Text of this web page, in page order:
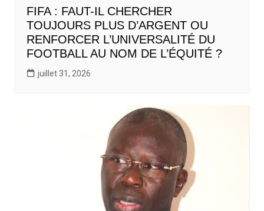
FIFA : FAUT-IL CHERCHER
TOUJOURS PLUS D’ARGENT OU
RENFORCER L’UNIVERSALITÉ DU
FOOTBALL AU NOM DE L’ÉQUITÉ ?
juillet 31, 2026